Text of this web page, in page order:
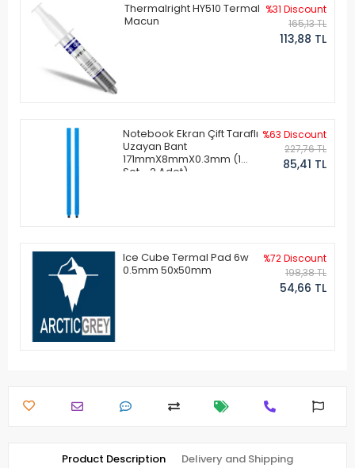
Thermalright HY510 Termal
Macun
%31 Discount
165,13 TL
113,88 TL
Notebook Ekran Çift Taraflı
Uzayan Bant
171mmX8mmX0.3mm (1
Set - 2 Adet)
%63 Discount
227,76 TL
85,41 TL
Ice Cube Termal Pad 6w
0.5mm 50x50mm
%72 Discount
198,38 TL
54,66 TL
Product Description Delivery and Shipping